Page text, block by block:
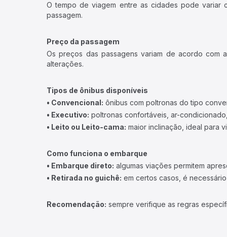
O tempo de viagem entre as cidades pode variar
passagem.
Preço da passagem
Os preços das passagens variam de acordo com
alterações.
Tipos de ônibus disponíveis
• Convencional: ônibus com poltronas do tipo
• Executivo: poltronas confortáveis, ar-
• Leito ou Leito-cama: maior inclinação, ideal para
Como funciona o embarque
• Embarque direto: algumas viações permitem
• Retirada no guichê: em certos casos, é
Recomendação: sempre verifique as regras